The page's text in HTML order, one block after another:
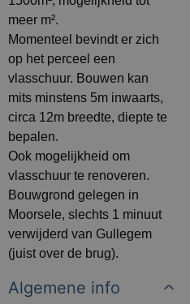
meer m².
Momenteel bevindt er zich
op het perceel een
vlasschuur. Bouwen kan
mits minstens 5m inwaarts,
circa 12m breedte, diepte te
bepalen.
Ook mogelijkheid om
vlasschuur te renoveren.
Bouwgrond gelegen in
Moorsele, slechts 1 minuut
verwijderd van Gullegem
(juist over de brug).
Algemene info